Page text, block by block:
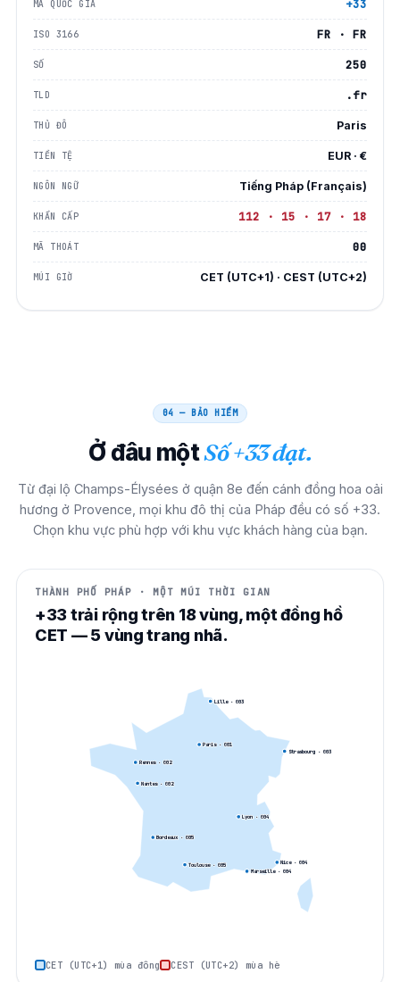
MÃ QUỐC GIA +33
ISO 3166 FR · FR
SỐ 250
TLD .fr
THỦ ĐÔ Paris
TIỀN TỆ EUR · €
NGÔN NGỮ Tiếng Pháp (Français)
KHẨN CẤP 112 · 15 · 17 · 18
MÃ THOÁT 00
MÚI GIỜ CET (UTC+1) · CEST (UTC+2)
04 — BẢO HIỂM
Ở đâu mộtSố +33 đạt.
Từ đại lộ Champs-Élysées ở quận 8e đến cánh đồng hoa oải
hương ở Provence, mọi khu đô thị của Pháp đều có số +33.
Chọn khu vực phù hợp với khu vực khách hàng của bạn.
THÀNH PHỐ PHÁP · MỘT MÚI THỜI GIAN
+33 trải rộng trên 18 vùng, một đồng hồ
CET — 5 vùng trang nhã.
Paris· 001
Marseille· 004
Lyon· 004
Toulouse· 005 Nice· 004
Nantes· 002
Strasbourg· 003
Bordeaux · 005
Lille· 003
Rennes· 002
CET (UTC+1) mùa đông CEST (UTC+2) mùa hè